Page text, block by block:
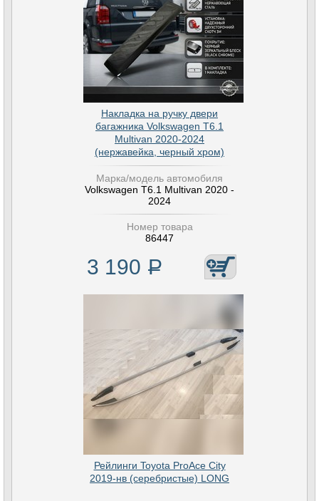
Накладка на ручку двери
багажника Volkswagen T6.1
Multivan 2020-2024
(нержавейка, черный хром)
Марка/модель автомобиля
Volkswagen T6.1 Multivan 2020 -
2024
Номер товара
86447
3 190 Р
Рейлинги Toyota ProAce City
2019-нв (серебристые) LONG